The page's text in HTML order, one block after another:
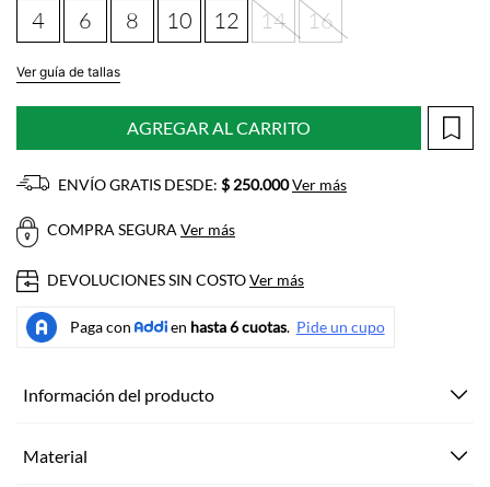
4 6 8 10 12 14 16
Ver guía de tallas
AGREGAR AL CARRITO
ENVÍO GRATIS DESDE: $ 250.000Ver más
COMPRA SEGURAVer más
DEVOLUCIONES SIN COSTOVer más
Información del producto
Material